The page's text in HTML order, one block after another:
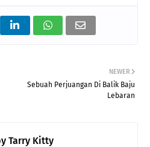
NEWER
Sebuah Perjuangan Di Balik Baju
Lebaran
Tarry Kitty